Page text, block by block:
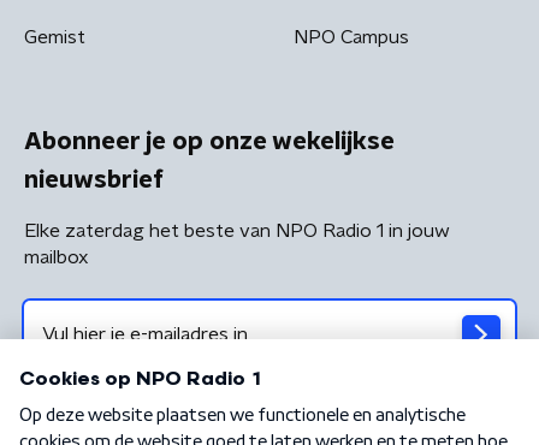
Gemist NPO Campus
Abonneer je op onze wekelijkse
nieuwsbrief
Elke zaterdag het beste van NPO Radio 1 in jouw
mailbox